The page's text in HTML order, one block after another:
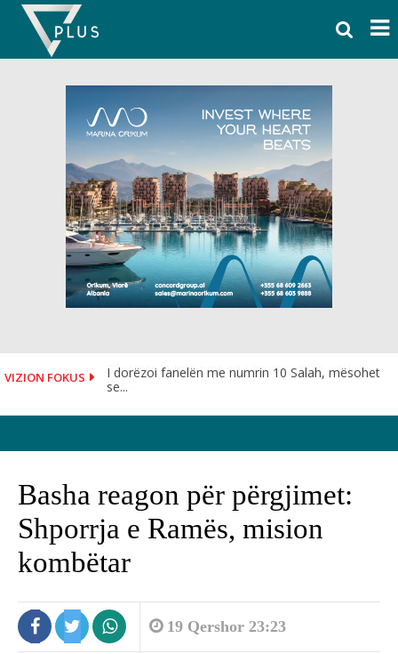
Skip
content
VIZION FOKUS
I dorëzoi fanelën me numrin 10 Salah, mësohet
se...
Basha reagon për përgjimet:
Shporrja e Ramës, mision
kombëtar
19 Qershor 23:23